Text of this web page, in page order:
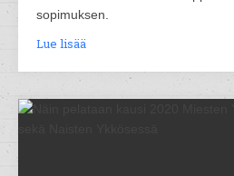
sopimuksen.
Lue lisää